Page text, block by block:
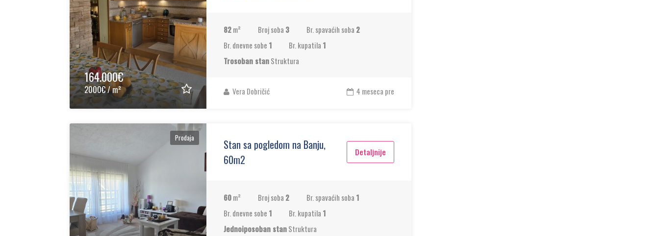
164.000€
2000€ / m²
82m² Broj soba 3 Br. spavaćih soba 2
Br. dnevne sobe 1 Br. kupatila 1
Trosoban stanStruktura
Vera Dobričić 4 meseca pre
Prodaja
Stan sa pogledom na Banju,
60m2
Detaljnije
60m² Broj soba 2 Br. spavaćih soba 1
Br. dnevne sobe 1 Br. kupatila 1
Jednoiposoban stanStruktura